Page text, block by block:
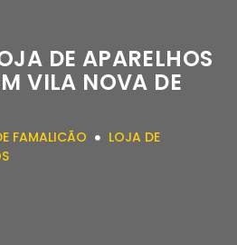
DE APARELHOS
VILA NOVA DE
FAMALICÃO
LOJA DE